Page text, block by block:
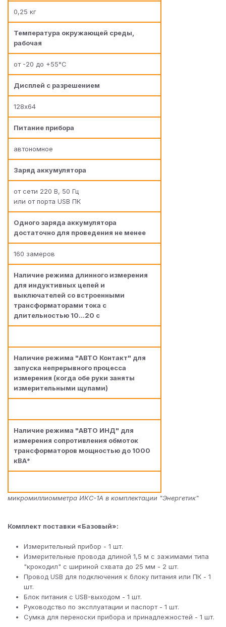
0,25 кг
Температура окружающей среды,
рабочая
от -20 до +55°С
Дисплей с разрешением
128х64
Питание прибора
автономное
Заряд аккумулятора
от сети 220 В, 50 Гц
или от порта USB ПК
Одного заряда аккумулятора
достаточно для проведения не менее
160 замеров
Наличие режима длинного измерения
для индуктивных цепей и
выключателей со встроенными
трансформаторами тока с
длительностью 10…20 c
Наличие режима "АВТО Контакт" для
запуска непрерывного процесса
измерения (когда обе руки заняты
измерительными щупами)
Наличие режима "АВТО ИНД" для
измерения сопротивления обмоток
трансформаторов мощностью до 1000
кВА*
микромиллиомметра ИКС-1А в комплектации "Энергетик"
Комплект поставки «Базовый»:
Измерительный прибор - 1 шт.
Измерительные провода длиной 1,5 м с зажимами типа
"крокодил" с шириной схвата до 25 мм - 2 шт.
Провод USB для подключения к блоку питания или ПК - 1
шт.
Блок питания с USB-выходом - 1 шт.
Руководство по эксплуатации и паспорт - 1 шт.
Сумка для переноски прибора и принадлежностей - 1 шт.